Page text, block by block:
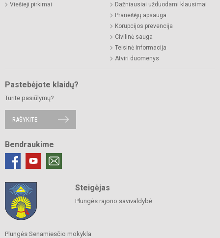
Viešieji pirkimai
Dažniausiai užduodami klausimai
Pranešėjų apsauga
Korupcijos prevencija
Civilinė sauga
Teisinė informacija
Atviri duomenys
Pastebėjote klaidų?
Turite pasiūlymų?
RAŠYKITE
Bendraukime
Steigėjas
Plungės rajono savivaldybė
Plungės Senamiesčio mokykla